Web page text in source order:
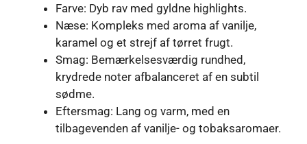
Farve: Dyb rav med gyldne highlights.
Næse: Kompleks med aroma af vanilje,
karamel og et strejf af tørret frugt.
Smag: Bemærkelsesværdig rundhed,
krydrede noter afbalanceret af en subtil
sødme.
Eftersmag: Lang og varm, med en
tilbagevenden af ​​vanilje- og tobaksaromaer.